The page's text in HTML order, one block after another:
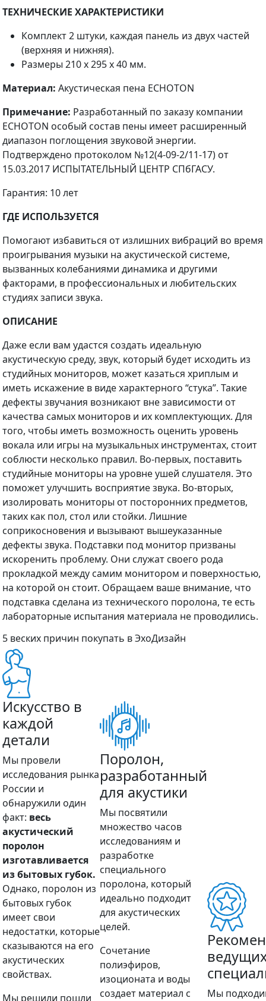
ТЕХНИЧЕСКИЕ ХАРАКТЕРИСТИКИ
Комплект 2 штуки, каждая панель из двух частей
(верхняя и нижняя).
Размеры 210 x 295 x 40 мм.
Материал: Акустическая пена ECHOTON
Примечание: Разработанный по заказу компании
ECHOTON особый состав пены имеет расширенный
диапазон поглощения звуковой энергии.
Подтверждено протоколом №12(4-09-2/11-17) от
15.03.2017 ИСПЫТАТЕЛЬНЫЙ ЦЕНТР СПбГАСУ.
Гарантия: 10 лет
ГДЕ ИСПОЛЬЗУЕТСЯ
Помогают избавиться от излишних вибраций во время
проигрывания музыки на акустической системе,
вызванных колебаниями динамика и другими
факторами, в профессиональных и любительских
студиях записи звука.
ОПИСАНИЕ
Даже если вам удастся создать идеальную
акустическую среду, звук, который будет исходить из
студийных мониторов, может казаться хриплым и
иметь искажение в виде характерного “стука”. Такие
дефекты звучания возникают вне зависимости от
качества самых мониторов и их комплектующих. Для
того, чтобы иметь возможность оценить уровень
вокала или игры на музыкальных инструментах, стоит
соблюсти несколько правил. Во-первых, поставить
студийные мониторы на уровне ушей слушателя. Это
поможет улучшить восприятие звука. Во-вторых,
изолировать мониторы от посторонних предметов,
таких как пол, стол или стойки. Лишние
соприкосновения и вызывают вышеуказанные
дефекты звука. Подставки под монитор призваны
искоренить проблему. Они служат своего рода
прокладкой между самим монитором и поверхностью,
на которой он стоит. Обращаем ваше внимание, что
подставка сделана из технического поролона, те есть
лабораторные испытания материала не проводились.
5 веских причин покупать в ЭхоДизайн
Искусство в
каждой
детали
Мы провели
исследования рынка
России и
обнаружили один
факт: весь
акустический
поролон
изготавливается
из бытовых губок.
Однако, поролон из
бытовых губок
имеет свои
недостатки, которые
сказываются на его
акустических
свойствах.
Мы решили пошли
Поролон,
разработанный
для акустики
Мы посвятили
множество часов
исследованиям и
разработке
специального
поролона, который
идеально подходит
для акустических
целей.
Сочетание
полиэфиров,
изоционата и воды
создает материал с
Мы